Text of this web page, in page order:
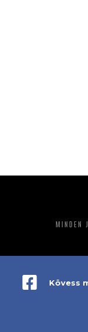
MINDEN
ADATKEZELÉS
Kövess